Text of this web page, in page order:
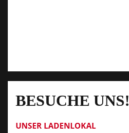
BESUCHE UNS!
UNSER LADENLOKAL